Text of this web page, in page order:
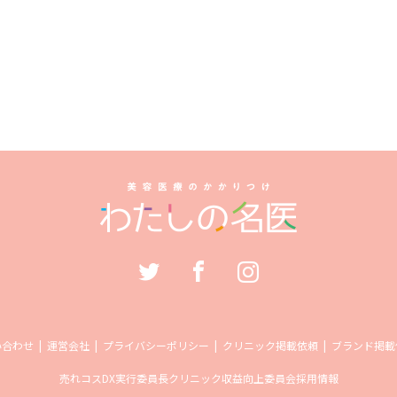
わせ 運営会社 プライバシーポリシー クリニック掲載依頼 ブランド掲
売れコスDX実行委員長クリニック収益向上委員会採用情報